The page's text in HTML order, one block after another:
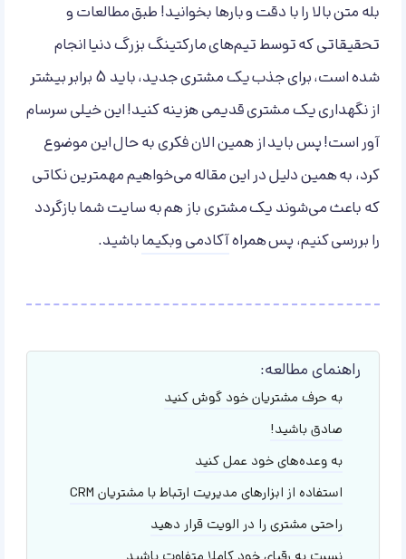
بله متن بالا را با دقت و بارها بخوانید! طبق مطالعات و
تحقیقاتی که توسط تیم‌های مارکتینگ بزرگ دنیا انجام
شده است، برای جذب یک مشتری جدید، باید 5 برابر بیشتر
از نگهداری یک مشتری قدیمی هزینه کنید! این خیلی سرسام
آور است! پس باید از همین الان فکری به حال این موضوع
کرد، به همین دلیل در این مقاله می‌خواهیم مهمترین نکاتی
که باعث می‌شوند یک مشتری باز هم به سایت شما بازگردد
را بررسی کنیم، پس همراهآکادمی وبکیماباشید.
راهنمای مطالعه:
به حرف مشتریان خود گوش کنید
صادق باشید!
به وعده‌های خود عمل کنید
استفاده از ابزارهای مدیریت ارتباط با مشتریان CRM
راحتی مشتری را در الویت قرار دهید